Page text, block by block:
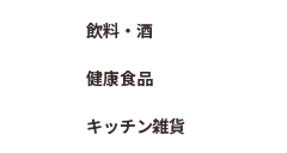
飲料・酒
健康食品
キッチン雑貨